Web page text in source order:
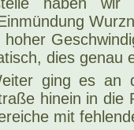
dies genau
ging es an
hinein in die
mit